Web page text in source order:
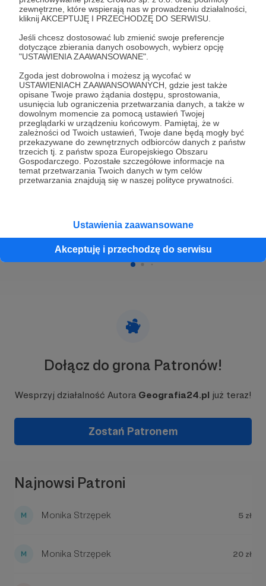
zewnętrzne, które wspierają nas w prowadzeniu działalności,
kliknij AKCEPTUJĘ I PRZECHODZĘ DO SERWISU.
Jeśli chcesz dostosować lub zmienić swoje preferencje
dotyczące zbierania danych osobowych, wybierz opcję
"USTAWIENIA ZAAWANSOWANE".
Zgoda jest dobrowolna i możesz ją wycofać w
USTAWIENIACH ZAAWANSOWANYCH, gdzie jest także
opisane Twoje prawo żądania dostępu, sprostowania,
usunięcia lub ograniczenia przetwarzania danych, a także w
dowolnym momencie za pomocą ustawień Twojej
przeglądarki w urządzeniu końcowym. Pamiętaj, że w
zależności od Twoich ustawień, Twoje dane będą mogły być
przekazywane do zewnętrznych odbiorców danych z państw
trzecich tj. z państw spoza Europejskiego Obszaru
Gospodarczego. Pozostałe szczegółowe informacje na
temat przetwarzania Twoich danych w tym celów
przetwarzania znajdują się w naszej polityce prywatności.
Ustawienia zaawansowane
Akceptuję i przechodzę do serwisu
W tej chwili strona oferuje:
Bazę wiedzy popularno-naukowej
Gotowe lekcje dla liceum
ogólnokształcącego po reformie (dla
reformie - dla ósmej klasy
Słownik pojęć geograficznych
Rozwiązania wszystkich dotychczasowych
egzaminów gimnazjalnych (przedmioty
Cele
Szablon premium
250 zł
miesięcznie
245 zł
brakuje
2%
Nasza strona tworzona jest w
wordpressie na darmowym
szablonie. To kwota potrzebna do
Promocja strony
500 zł
miesięcznie
1%
Taka kwota
comiesięczne
portalu i tym
Dołącz do grona Patronów!
Wesprzyj działalność Autora Geografia24.pl już teraz!
Zostań Patronem
Najnowsi Patroni
Monika Strzępek 5 zł
Monika Strzępek 20 zł